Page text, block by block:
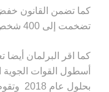
كما تضمن القانون
تضخمت إلى 400 شخص في عهد الرئيس أوباما.
كما اقر البرلمان أيضا
أسطول القوات الجوية
بحلول